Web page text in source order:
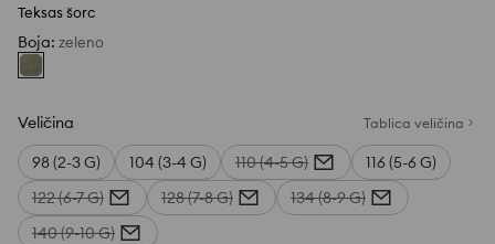
Teksas šorc
Boja: zeleno
Veličina Tablica veličina
98 (2-3 G) 104 (3-4 G) 110 (4-5 G)
116 (5-6 G)
122 (6-7 G)
128 (7-8 G)
134 (8-9 G)
140 (9-10 G)